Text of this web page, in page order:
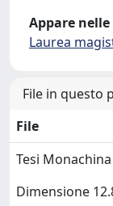
Appare
Laurea
File in questo
File
Tesi
Dimensione